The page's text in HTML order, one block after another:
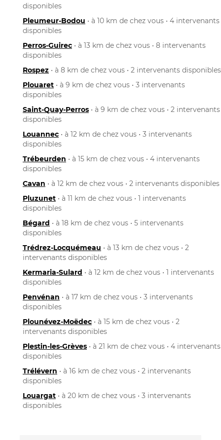
disponibles
Pleumeur-Bodou • à 10 km de chez vous • 4 intervenants
disponibles
Perros-Guirec • à 13 km de chez vous • 8 intervenants
disponibles
Rospez • à 8 km de chez vous • 2 intervenants disponibles
Plouaret • à 9 km de chez vous • 3 intervenants
disponibles
Saint-Quay-Perros • à 9 km de chez vous • 2 intervenants
disponibles
Louannec • à 12 km de chez vous • 3 intervenants
disponibles
Trébeurden • à 15 km de chez vous • 4 intervenants
disponibles
Cavan • à 12 km de chez vous • 2 intervenants disponibles
Pluzunet • à 11 km de chez vous • 1 intervenants
disponibles
Bégard • à 18 km de chez vous • 5 intervenants
disponibles
Trédrez-Locquémeau • à 13 km de chez vous • 2
intervenants disponibles
Kermaria-Sulard • à 12 km de chez vous • 1 intervenants
disponibles
Penvénan • à 17 km de chez vous • 3 intervenants
disponibles
Plounévez-Moëdec • à 15 km de chez vous • 2
intervenants disponibles
Plestin-les-Grèves • à 21 km de chez vous • 4 intervenants
disponibles
Trélévern • à 16 km de chez vous • 2 intervenants
disponibles
Louargat • à 20 km de chez vous • 3 intervenants
disponibles